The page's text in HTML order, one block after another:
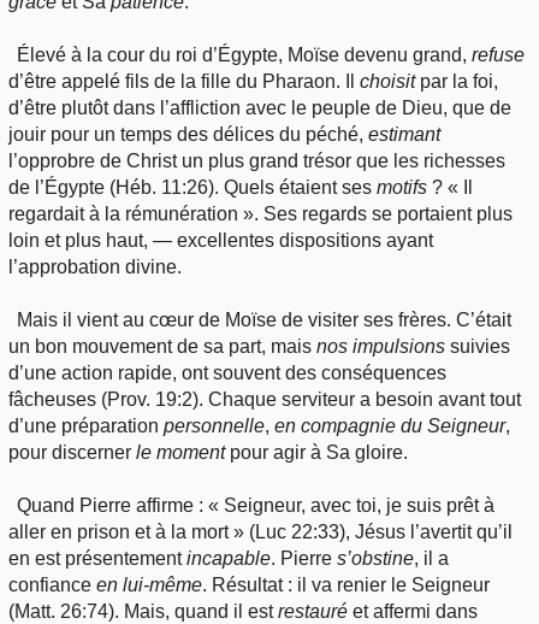
Élevé à la cour du roi d’Égypte, Moïse devenu grand,refuse
d’être appelé fils de la fille du Pharaon. Il choisitpar la foi,
d’être plutôt dans l’affliction avec le peuple de Dieu, que de
jouir pour un temps des délices du péché, estimant
l’opprobre de Christ un plus grand trésor que les richesses
de l’Égypte (Héb. 11:26). Quels étaient ses motifs ? « Il
regardait à la rémunération ». Ses regards se portaient plus
loin et plus haut, — excellentes dispositions ayant
l’approbation divine.
Mais il vient au cœur de Moïse de visiter ses frères. C’était
un bon mouvement de sa part, mais nos impulsions suivies
d’une action rapide, ont souvent des conséquences
fâcheuses (Prov. 19:2). Chaque serviteur a besoin avant tout
d’une préparation personnelle, en compagnie du Seigneur,
pour discerner le momentpour agir à Sa gloire.
Quand Pierre affirme : « Seigneur, avec toi, je suis prêt à
aller en prison et à la mort » (Luc 22:33), Jésus l’avertit qu’il
en est présentementincapable. Pierre s’obstine, il a
confiance en lui-même. Résultat : il va renier le Seigneur
(Matt. 26:74). Mais, quand il estrestauré et affermi dans